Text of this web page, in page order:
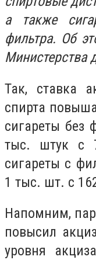
а также
фильтра. Об
Министерства
Так, ставка
спирта
сигареты без
тыс. штук с
сигареты с
1 тыс. шт. с
Напомним,
повысил
уровня